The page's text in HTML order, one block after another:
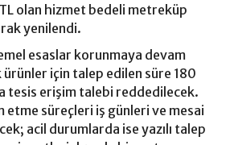
olan hizmet bedeli metreküp
yenilendi.
esaslar korunmaya devam
için talep edilen süre 180
tesis erişim talebi reddedilecek.
etme süreçleri iş günleri ve mesai
acil durumlarda ise yazılı talep